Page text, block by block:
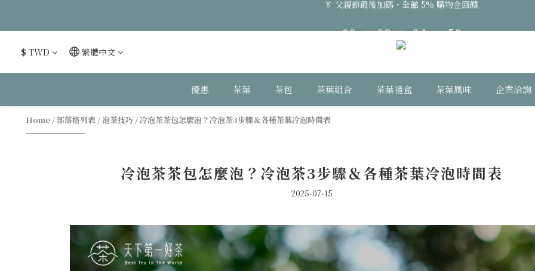
00
:
08
7
2
1
0 4
3
:
5
4
8
7
2
1
👔 父親節最後加碼・全館 5% 購物金回饋
$ TWD 繁體中文
優惠 茶葉 茶包 茶葉組合 茶葉禮盒 茶葉風味 企業洽詢
Home /部落格列表 /泡茶技巧 /冷泡茶茶包怎麼泡？冷泡茶3步驟＆各種茶葉冷泡時間表
冷泡茶茶包怎麼泡？冷泡茶3步驟＆各種茶葉冷泡時間表
2025-07-15